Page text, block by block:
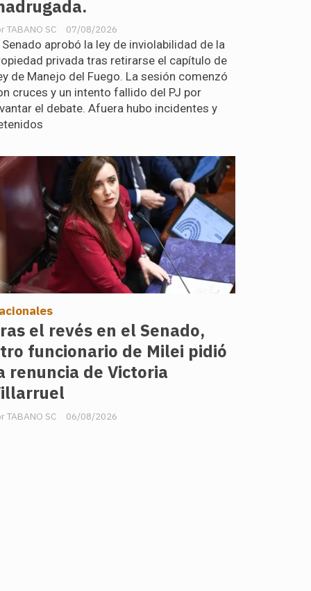
TABANO SC 07/08/2026
Senado aprobó la ley de inviolabilidad de la
privada tras retirarse el capítulo de
de Manejo del Fuego. La sesión comenzó
cruces y un intento fallido del PJ por
el debate. Afuera hubo incidentes y
el revés en el Senado,
funcionario de Milei pidió
renuncia de Victoria
TABANO SC 06/08/2026